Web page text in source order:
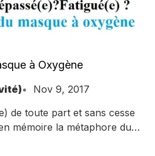
à Oxygène
Nov 9, 2017
de toute part et sans cesse
mémoire la métaphore du